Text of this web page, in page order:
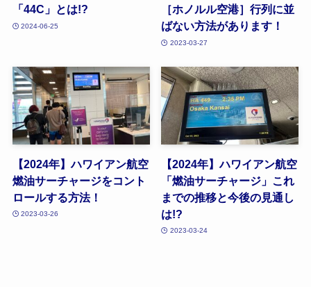
「44C」とは!?
2024-06-25
［ホノルル空港］行列に並
ばない方法があります！
2023-03-27
【2024年】ハワイアン航空
燃油サーチャージをコント
ロールする方法！
2023-03-26
【2024年】ハワイアン航空
「燃油サーチャージ」これ
までの推移と今後の見通し
は!?
2023-03-24